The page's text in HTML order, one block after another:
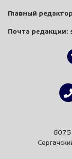
Главный
Почта редакции: